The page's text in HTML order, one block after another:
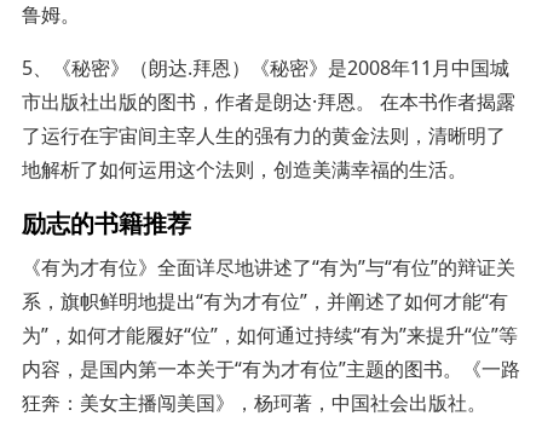
鲁姆。
5、《秘密》（朗达.拜恩）《秘密》是2008年11月中国城
市出版社出版的图书，作者是朗达·拜恩。 在本书作者揭露
了运行在宇宙间主宰人生的强有力的黄金法则，清晰明了
地解析了如何运用这个法则，创造美满幸福的生活。
励志的书籍推荐
《有为才有位》全面详尽地讲述了“有为”与“有位”的辩证关
系，旗帜鲜明地提出“有为才有位”，并阐述了如何才能“有
为”，如何才能履好“位”，如何通过持续“有为”来提升“位”等
内容，是国内第一本关于“有为才有位”主题的图书。《一路
狂奔：美女主播闯美国》，杨珂著，中国社会出版社。